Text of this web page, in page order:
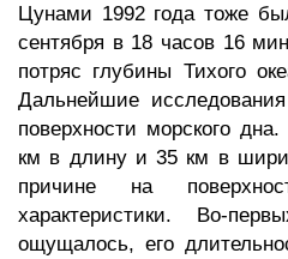
Цунами 1992 года тоже
сентября в 18 часов 16
потряс глубины Тихого
Дальнейшие
поверхности морского
км в длину и 35 км в
причине на
характеристики. Во-
ощущалось, его